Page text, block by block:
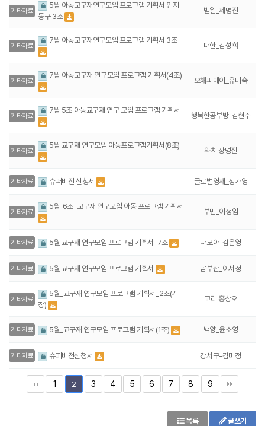
기타자료
5월 아동교구재연구모임 프로그램 기획서 인지_
동구 3조
범일_제명진
기타자료
7월 아동교구재연구모임 프로그램 기획서 3조
대한_김성희
기타자료
7월 아동교구재 연구모임 프로그램 기획서(4조)
오해피데이_유미숙
기타자료
7월 5조 아동교구재 연구 모임 프로그램 기획서
행복한공부방-김현주
기타자료
5월 교구재 연구모임 아동프로그램기획서(8조)
와치 장명진
기타자료 슈퍼비전 신청서 글로벌영재_정가영
기타자료
5월_6조_교구재 연구모임 아동 프로그램 기획서
부민_이정임
기타자료 5월 교구재 연구모임 프로그램 기획서-7조 다모아-김은영
기타자료 5월 교구재 연구모임 프로그램 기획서 남부산_이서정
기타자료
5월_교구재 연구모임 프로그램 기획서_2조(기
장)
교리 홍상오
기타자료 5월_교구재 연구모임 프로그램 기획서(1조) 백양_윤소영
기타자료 슈퍼비전신청서 강서구-김미정
1 2 3 4 5 6 7 8 9
목록 글쓰기